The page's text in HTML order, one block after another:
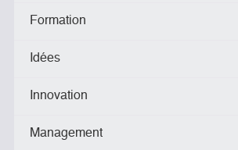
Formation
Idées
Innovation
Management